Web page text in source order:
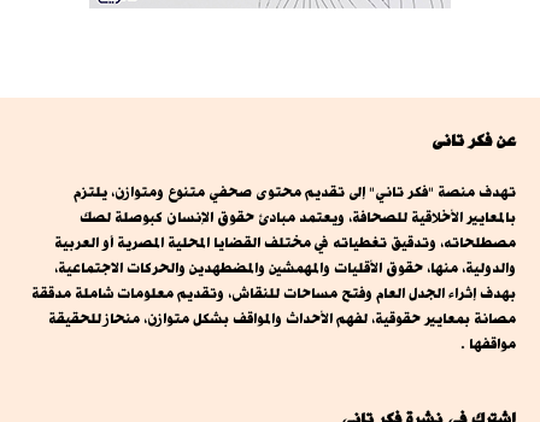
عن فكر تانى
تهدف منصة "فكر تاني" إلى تقديم محتوى صحفي متنوع ومتوازن، يلتزم
بالمعايير الأخلاقية للصحافة، ويعتمد مبادئ حقوق الإنسان كبوصلة لصك
مصطلحاته، وتدقيق تغطياته في مختلف القضايا المحلية المصرية أو العربية
والدولية، منها، حقوق الأقليات والمهمشين والمضطهدين والحركات الاجتماعية،
بهدف إثراء الجدل العام وفتح مساحات للنقاش، وتقديم معلومات شاملة مدققة
مصانة بمعايير حقوقية، لفهم الأحداث والمواقف بشكل متوازن، منحاز للحقيقة
مواقفها .